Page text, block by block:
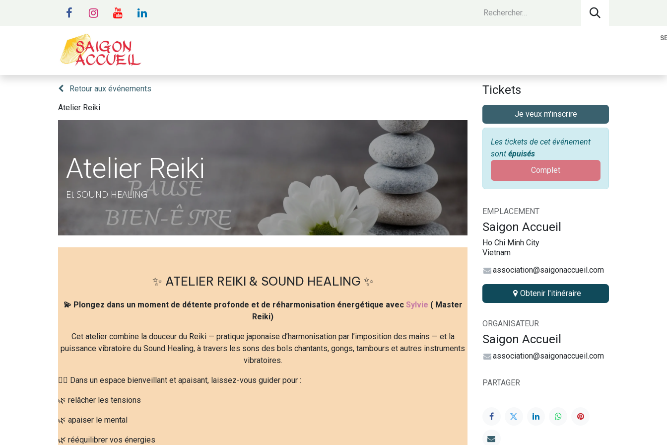
Retour aux événements
Atelier Reiki
Atelier Reiki
Et SOUND HEALING
✨ ATELIER REIKI & SOUND HEALING ✨
💫 Plongez dans un moment de détente profonde et de réharmonisation énergétique avecSylvie ( Master
Reiki)
Cet atelier combine la douceur du Reiki — pratique japonaise d’harmonisation par l’imposition des mains — et la
puissance vibratoire du Sound Healing, à travers les sons des bols chantants, gongs, tambours et autres instruments
vibratoires.
🧘‍♀️ Dans un espace bienveillant et apaisant, laissez-vous guider pour :
🌿 relâcher les tensions
🌿 apaiser le mental
🌿 rééquilibrer vos énergies
Tickets
Je veux m'inscrire
Les tickets de cet événement
sont épuisés
Complet
EMPLACEMENT
Saigon Accueil
Ho Chi Minh City
Vietnam
association@saigonaccueil.com
Obtenir l'itinéraire
ORGANISATEUR
Saigon Accueil
association@saigonaccueil.com
PARTAGER